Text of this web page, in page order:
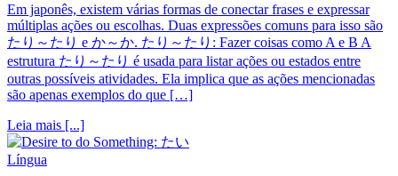
Em japonês, existem várias formas de conectar frases e expressar
múltiplas ações ou escolhas. Duas expressões comuns para isso são
たり～たり e か～か. たり～たり: Fazer coisas como A e B A
estrutura たり～たり é usada para listar ações ou estados entre
outras possíveis atividades. Ela implica que as ações mencionadas
são apenas exemplos do que […]
Leia mais [...]
Língua